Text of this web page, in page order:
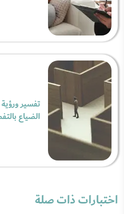
تفسير
الضياع
اختبارات ذات صلة